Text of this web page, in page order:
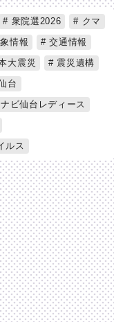
衆院選2026
クマ
情報
交通情報
大震災
震災遺構
台
ビ仙台レディース
ルス